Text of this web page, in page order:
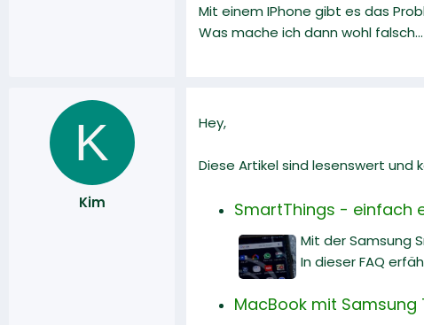
Mit einem IPhone gibt es das
Was mache ich dann wohl
K
Kim
Hey,
Diese Artikel sind lesenswert
SmartThings - einfach
Mit der Samsung
In dieser FAQ
MacBook mit